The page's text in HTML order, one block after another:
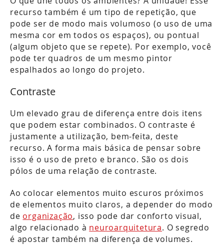
recurso também é um tipo de repetição, que
pode ser de modo mais volumoso (o uso de uma
mesma cor em todos os espaços), ou pontual
(algum objeto que se repete). Por exemplo, você
pode ter quadros de um mesmo pintor
espalhados ao longo do projeto.
Contraste
Um elevado grau de diferença entre dois itens
que podem estar combinados. O contraste é
justamente a utilização, bem-feita, deste
recurso. A forma mais básica de pensar sobre
isso é o uso de preto e branco. São os dois
pólos de uma relação de contraste.
Ao colocar elementos muito escuros próximos
de elementos muito claros, a depender do modo
de organização, isso pode dar conforto visual,
algo relacionado à neuroarquitetura. O segredo
é apostar também na diferença de volumes.